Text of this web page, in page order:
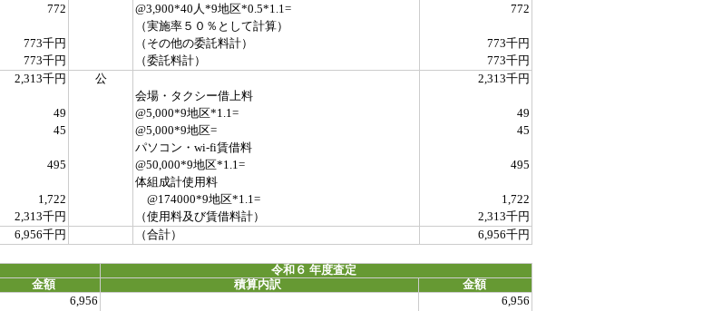
772 @3,900*40人*9地区*0.5*1.1=
772
（実施率５０％として計算）
773千円 （その他の委託料計）
773千円
773千円 （委託料計）
773千円
2,313千円 公
2,313千円
会場・タクシー借上料
49 @5,000*9地区*1.1=
49
45 @5,000*9地区=
45
パソコン・wi-fi賃借料
495 @50,000*9地区*1.1=
495
体組成計使用料
1,722 @174000*9地区*1.1=
1,722
2,313千円 （使用料及び賃借料計）
2,313千円
6,956千円 （合計）
6,956千円
令和６ 年度査定
金額 積算内訳
金額
6,956
6,956